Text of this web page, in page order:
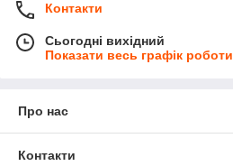
Контакти
Сьогодні вихідний
Показати весь графік роботи
Про нас
Контакти